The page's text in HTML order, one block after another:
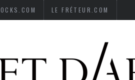
LE FRÉTEUR.COM